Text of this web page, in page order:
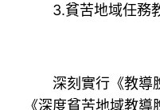
3.貧苦地域任務
深刻實行《教導脫
《深度貧苦地域教